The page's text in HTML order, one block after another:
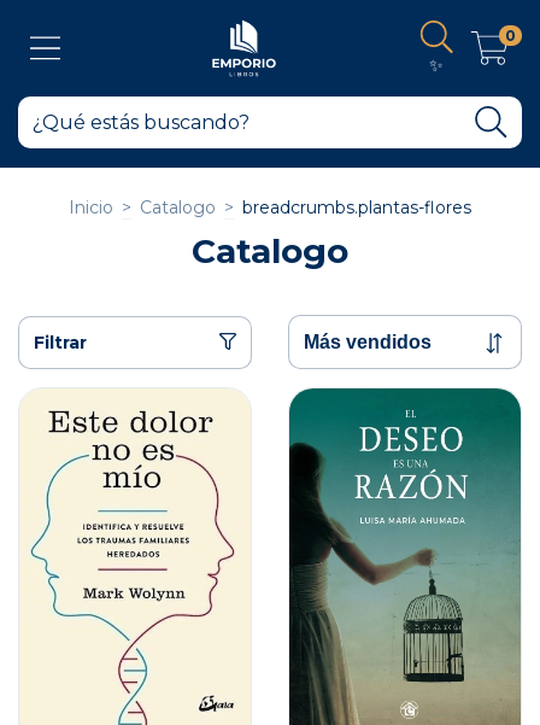
✨
0
Inicio > Catalogo > breadcrumbs.plantas-flores
Catalogo
Filtrar